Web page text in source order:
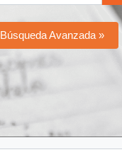
Búsqueda Avanzada »